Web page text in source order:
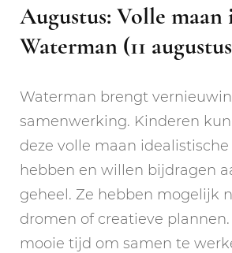
Augustus: Volle maan
Waterman (11
Waterman brengt
samenwerking. Kinderen
deze volle maan
hebben en willen bijdragen
geheel. Ze hebben mogelijk
dromen of creatieve
mooie tijd om samen te